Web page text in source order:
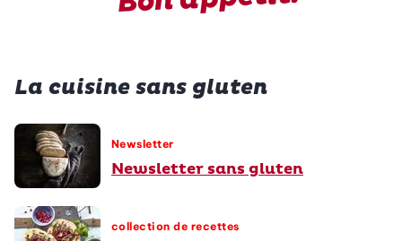
La cuisine sans gluten
Newsletter
Newsletter sans gluten
collection de recettes